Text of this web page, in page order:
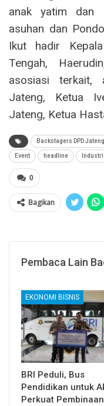
anak yatim dan
asuhan dan
Ikut hadir
Tengah,
asosiasi terkait,
Jateng, Ketua
Jateng, Ketua
Backstagers DPD Jateng
Event headline
0
Bagikan
Pembaca Lain
EKONOMI BISNIS
BRI Peduli, Bus
Pendidikan untuk
Perkuat Pembinaan